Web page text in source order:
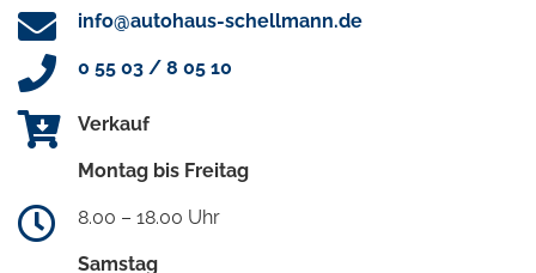
info@autohaus-schellmann.de
0 55 03 / 8 05 10
Verkauf
Montag bis Freitag
8.00 – 18.00 Uhr
Samstag